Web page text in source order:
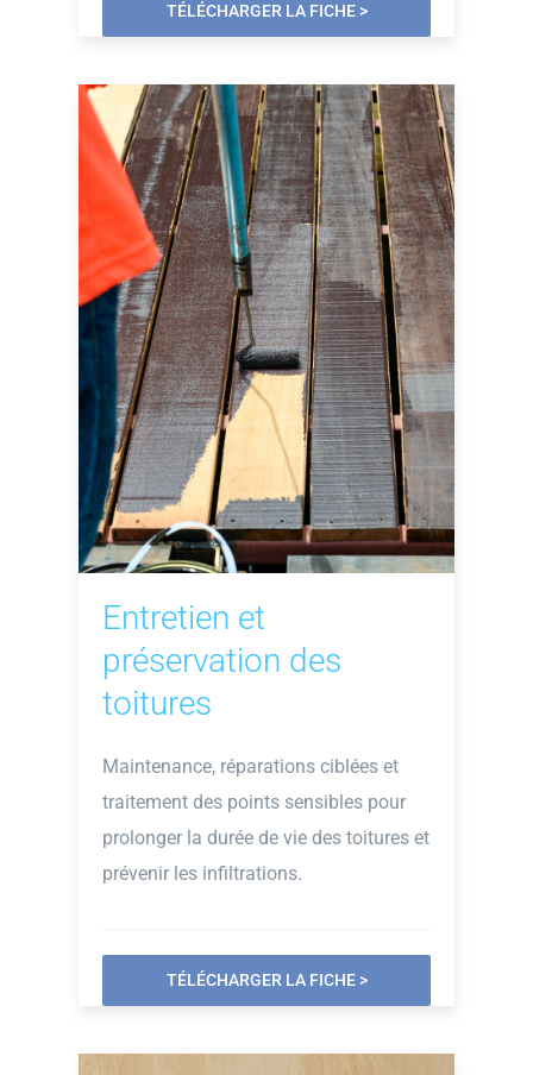
TÉLÉCHARGER LA FICHE >
Entretien et
préservation des
toitures
Maintenance, réparations ciblées et
traitement des points sensibles pour
prolonger la durée de vie des toitures et
prévenir les infiltrations.
TÉLÉCHARGER LA FICHE >